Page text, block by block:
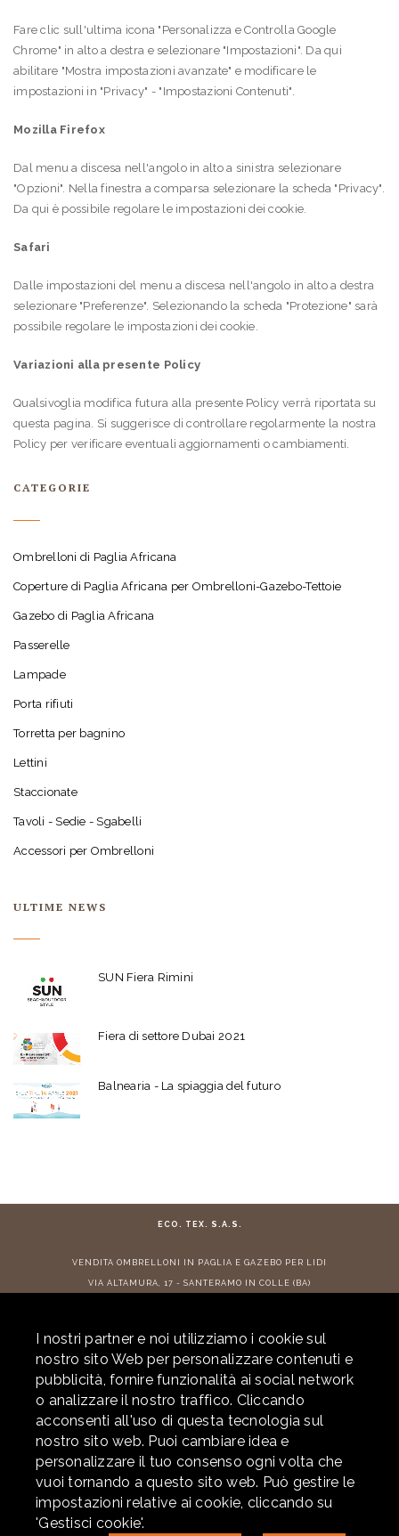
I nostri partner e noi utilizziamo i cookie sul
nostro sito Web per personalizzare contenuti e
pubblicità, fornire funzionalità ai social network
o analizzare il nostro traffico. Cliccando
acconsenti all'uso di questa tecnologia sul
nostro sito web. Puoi cambiare idea e
personalizzare il tuo consenso ogni volta che
vuoi tornando a questo sito web. Può gestire le
impostazioni relative ai cookie, cliccando su
'Gestisci cookie'.
Fare clic sull'ultima icona "Personalizza e Controlla Google
Chrome" in alto a destra e selezionare "Impostazioni". Da qui
abilitare "Mostra impostazioni avanzate" e modificare le
impostazioni in "Privacy" - "Impostazioni Contenuti".
Mozilla Firefox
Dal menu a discesa nell'angolo in alto a sinistra selezionare
"Opzioni". Nella finestra a comparsa selezionare la scheda "Privacy".
Da qui è possibile regolare le impostazioni dei cookie.
Safari
Dalle impostazioni del menu a discesa nell'angolo in alto a destra
selezionare "Preferenze". Selezionando la scheda "Protezione" sarà
possibile regolare le impostazioni dei cookie.
Variazioni alla presente Policy
Qualsivoglia modifica futura alla presente Policy verrà riportata su
questa pagina. Si suggerisce di controllare regolarmente la nostra
Policy per verificare eventuali aggiornamenti o cambiamenti.
CATEGORIE
Ombrelloni di Paglia Africana
Coperture di Paglia Africana per Ombrelloni-Gazebo-Tettoie
Gazebo di Paglia Africana
Passerelle
Lampade
Porta rifiuti
Torretta per bagnino
Lettini
Staccionate
Tavoli - Sedie - Sgabelli
Accessori per Ombrelloni
ULTIME NEWS
SUN Fiera Rimini
Fiera di settore Dubai 2021
Balnearia - La spiaggia del futuro
ECO. TEX. S.A.S.
VENDITA OMBRELLONI IN PAGLIA E GAZEBO PER LIDI
VIA ALTAMURA, 17 - SANTERAMO IN COLLE (BA)
CONTRIBUTI RICEVUTI
© 2026 ECOTEX. ALL RIGHTS RESERVED. P.IVA 05877290725 -PRIVACY
COOKIE POLICY- POWERED BY LABONEXT
per info e preventivi
+39 080 302.28.82
+39 338 241.58.51